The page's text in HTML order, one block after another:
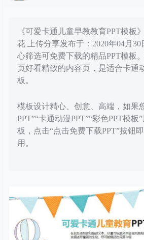
《可爱卡通儿童早教教育PPT模板
花 上传分享发布于：2020年04月
心筛选可免费下载的精品PPT模板
页好看精致的内容页，是适合卡通
板。
模板设计精心、创意、高端，如果
PPT”“卡通动漫PPT”“彩色PPT模板
板，点击“点击免费下载PPT”按钮
用。